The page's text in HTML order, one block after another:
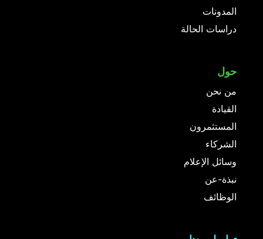
المدونات
دراسات الحالة
حول
من نحن
القيادة
المستثمرون
الشركاء
وسائل الإعلام
نبذة-عن
الوظائف